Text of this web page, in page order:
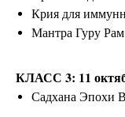
Крия для
Мантра Гуру
КЛАСС 3: 11
Садхана Эпохи